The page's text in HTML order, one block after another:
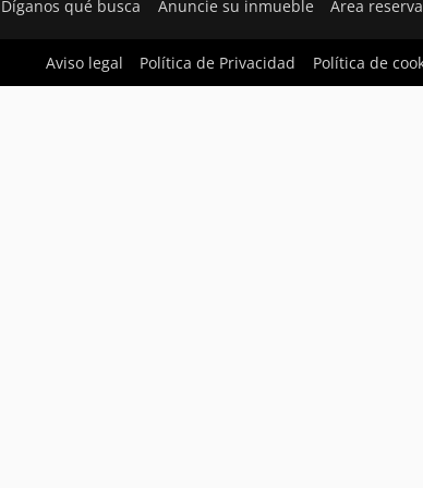
Díganos qué busca Anuncie su inmueble Área
Aviso legal Política de Privacidad Política de